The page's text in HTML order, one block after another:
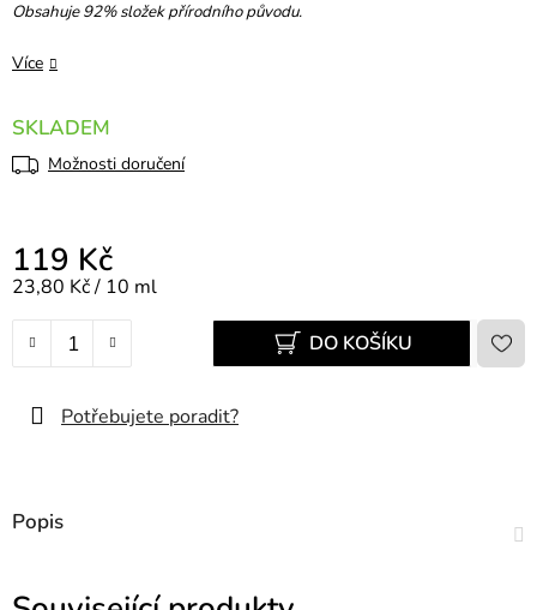
Obsahuje 92% složek přírodního původu.
Více
SKLADEM
Možnosti doručení
119 Kč
Měrná cena:
23,80 Kč / 10 ml
DO KOŠÍKU
Potřebujete poradit?
Popis